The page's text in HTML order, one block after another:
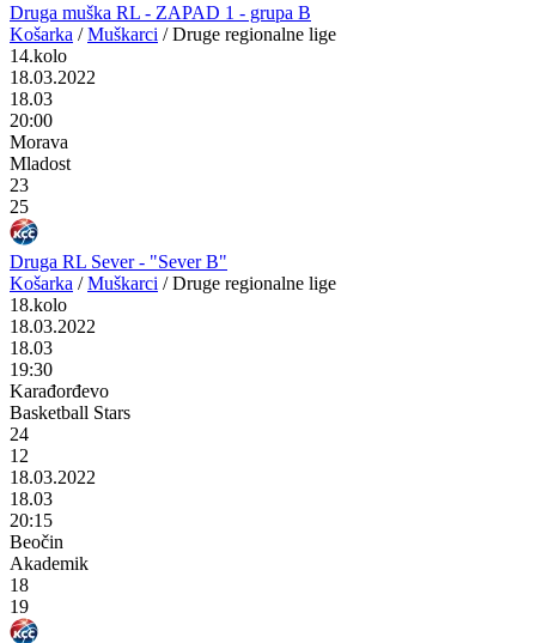
Druga muška RL - ZAPAD 1 - grupa B
Košarka / Muškarci / Druge regionalne lige
14.kolo
18.03.2022
18.03
20:00
Morava
Mladost
23
25
Druga RL Sever - "Sever B"
Košarka / Muškarci / Druge regionalne lige
18.kolo
18.03.2022
18.03
19:30
Karađorđevo
Basketball Stars
24
12
18.03.2022
18.03
20:15
Beočin
Akademik
18
19